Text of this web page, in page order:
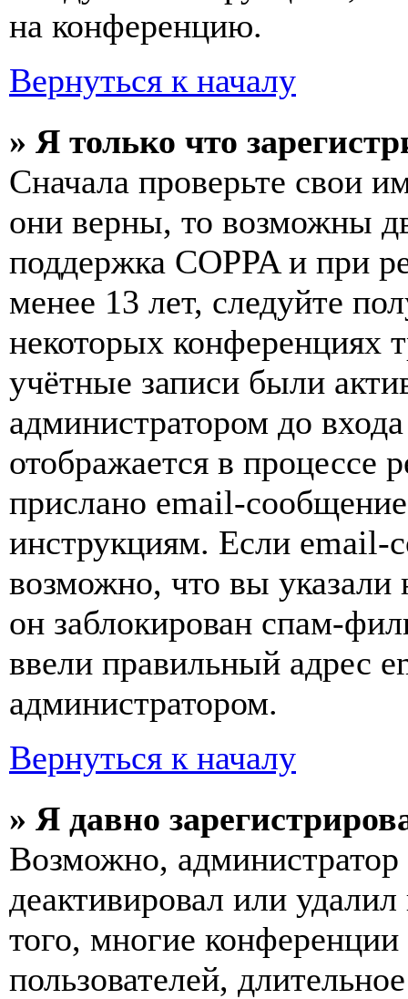
на конференцию.
Вернуться к началу
» Я только что
Сначала проверьте свои
они верны, то возможны
поддержка COPPA и при
менее 13 лет, следуйте
некоторых конференциях
учётные записи были
администратором до
отображается в процессе
прислано email-
инструкциям. Если email-
возможно, что вы
он заблокирован спам-
ввели правильный адрес
администратором.
Вернуться к началу
» Я давно
Возможно,
деактивировал или
того, многие
пользователей,